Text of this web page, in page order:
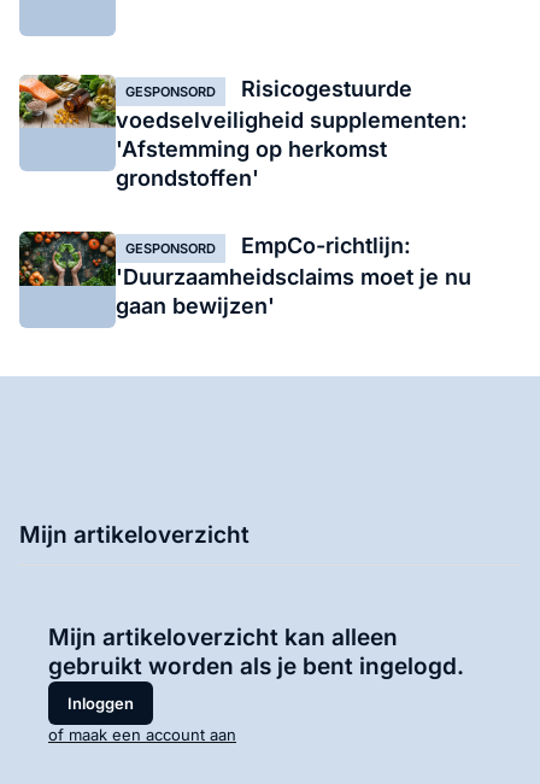
GESPONSORD
Risicogestuurde
voedselveiligheid supplementen:
'Afstemming op herkomst
grondstoffen'
GESPONSORD
EmpCo-richtlijn:
'Duurzaamheidsclaims moet je nu
gaan bewijzen'
Mijn artikeloverzicht
Mijn artikeloverzicht kan alleen
gebruikt worden als je bent ingelogd.
Inloggen
of maak een account aan